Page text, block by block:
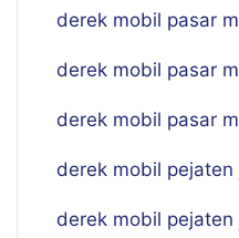
derek mobil pasar
derek mobil pasar
derek mobil pasar
derek mobil pejaten
derek mobil